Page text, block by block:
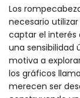
Los
necesario
captar el interés
una sensibilidad
motiva a
los gráficos
merecen ser